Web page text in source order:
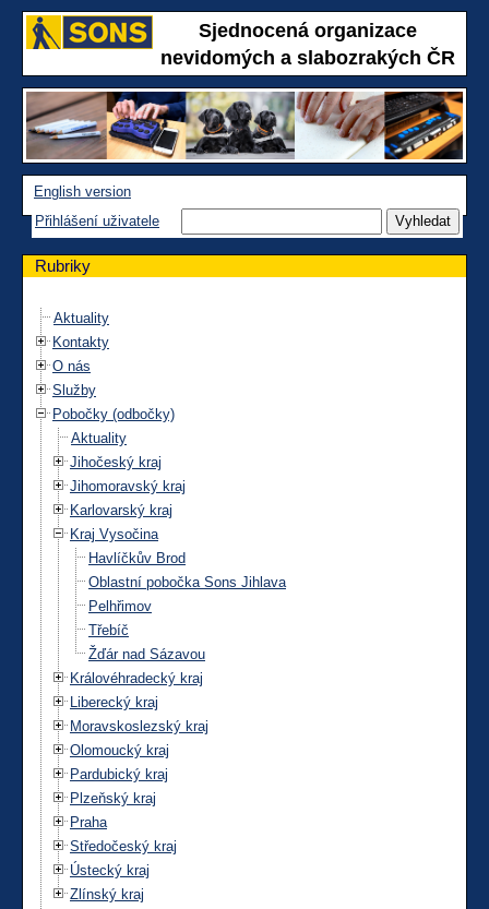
Sjednocená organizace
nevidomých a slabozrakých ČR
English version
Přihlášení uživatele
Rubriky
Aktuality
Kontakty
O nás
Služby
Pobočky (odbočky)
Aktuality
Jihočeský kraj
Jihomoravský kraj
Karlovarský kraj
Kraj Vysočina
Havlíčkův Brod
Oblastní pobočka Sons Jihlava
Pelhřimov
Třebíč
Žďár nad Sázavou
Královéhradecký kraj
Liberecký kraj
Moravskoslezský kraj
Olomoucký kraj
Pardubický kraj
Plzeňský kraj
Praha
Středočeský kraj
Ústecký kraj
Zlínský kraj